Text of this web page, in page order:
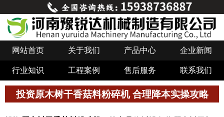
网站首页 关于我们 产品中心 企业新闻
行业知识 工程案例 售后服务 联系我们
投资原木树干香菇料粉碎机 合理降本实操攻略